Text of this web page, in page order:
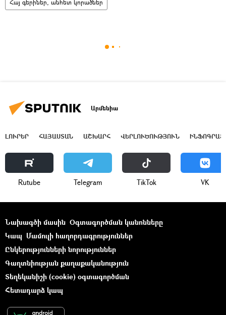
Հայ գերիներ, անհետ կորածներ
Արմենիա
ԼՈՒՐԵՐ ՀԱՅԱՍՏԱՆ ԱՇԽԱՐՀ ՎԵՐԼՈՒԾՈՒԹՅՈՒՆ
Rutube Telegram ТikТоk VK
Նախագծի մասին Օգտագործման կանոնները
Կապ Մամուլի հաղորդագրություններ
Ընկերությունների նորություններ
Գաղտնիության քաղաքականություն
Տեղեկանիշի (cookie) օգտագործման
Հետադարձ կապ